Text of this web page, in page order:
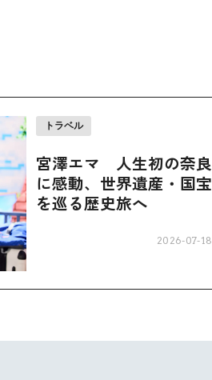
トラベル
宮澤エマ 人生初の奈良
に感動、世界遺産・国宝
を巡る歴史旅へ
2026-07-18